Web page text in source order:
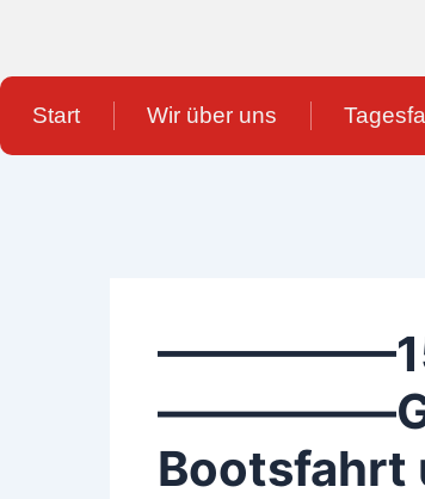
springen
Start Wir über uns
Bootsfahrt